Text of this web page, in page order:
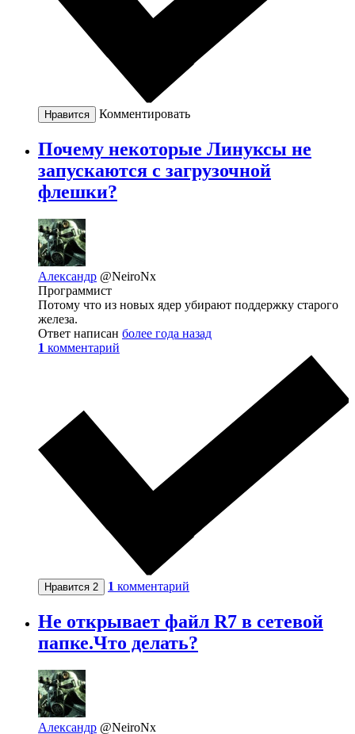
Нравится Комментировать
Почему некоторые Линуксы не
запускаются с загрузочной
флешки?
Александр @NeiroNx
Программист
Потому что из новых ядер убирают поддержку старого
железа.
Ответ написан более года назад
1 комментарий
Нравится 2 1 комментарий
Не открывает файл R7 в сетевой
папке.Что делать?
Александр @NeiroNx